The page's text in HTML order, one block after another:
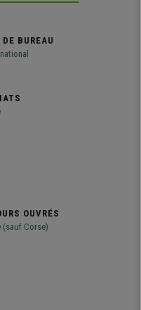
BUREAU
OUVRÉS
(sauf Corse)